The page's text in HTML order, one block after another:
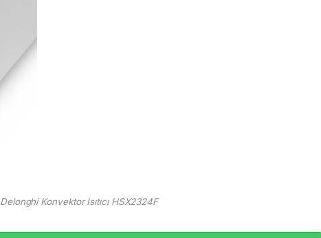
Delonghi Konvektor Isıtıcı HSX2324F